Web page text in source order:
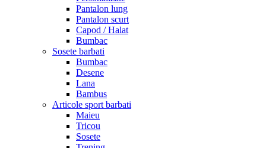
Pantalon lung
Pantalon scurt
Capod / Halat
Bumbac
Sosete barbati
Bumbac
Desene
Lana
Bambus
Articole sport barbati
Maieu
Tricou
Sosete